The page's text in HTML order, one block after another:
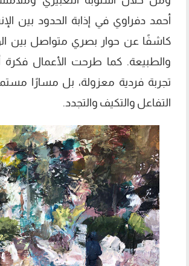
أحمد دفراوي في إذابة الحدود بين
كاشفًا عن حوار بصري متواصل بين
والطبيعة. كما طرحت الأعمال فكرة
تجربة فردية معزولة، بل مسارًا
التفاعل والتكيف والتجدد.